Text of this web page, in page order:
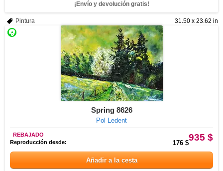
¡Envío y devolución gratis!
31.50 x 23.62 in
Pintura
Spring 8626
Pol Ledent
935 $
REBAJADO
Reproducción desde:
176 $
Añadir a la cesta